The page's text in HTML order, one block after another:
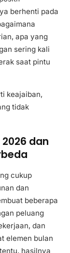
berhenti pada
apa yang
sering kali
saat pintu
keajaiban,
tidak
dan
cukup
dan
beberapa
peluang
dan
elemen bulan
hasilnya